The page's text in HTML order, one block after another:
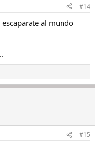
#14
al mundo
#15